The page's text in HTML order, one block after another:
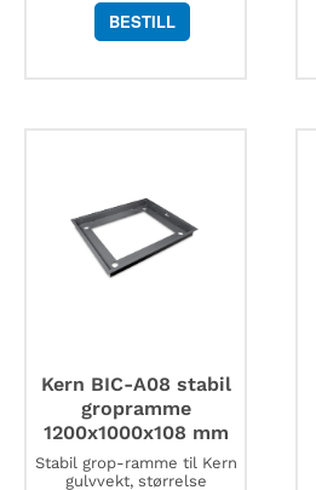
BESTILL
Kern BIC-A08 stabil
gropramme
1200x1000x108 mm
Stabil grop-ramme til Kern
gulvvekt, størrelse